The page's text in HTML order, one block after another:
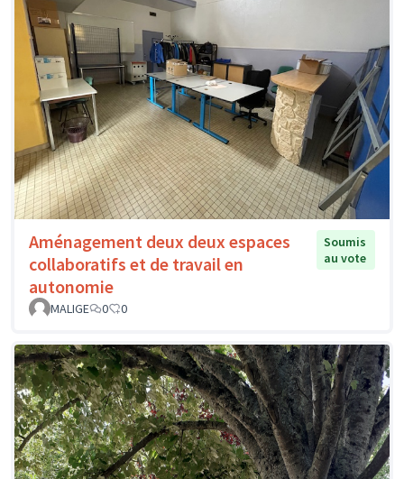
Aménagement deux deux espaces
collaboratifs et de travail en
autonomie
Soumis
au vote
MALIGE 0 0